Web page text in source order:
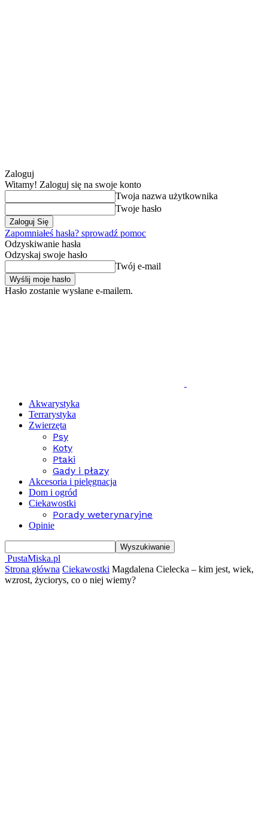
Zaloguj
Witamy! Zaloguj się na swoje konto
Twoja nazwa użytkownika
Twoje hasło
Zapomniałeś hasła? sprowadź pomoc
Odzyskiwanie hasła
Odzyskaj swoje hasło
Twój e-mail
Hasło zostanie wysłane e-mailem.
Akwarystyka
Terrarystyka
Zwierzęta
Psy
Koty
Ptaki
Gady i płazy
Akcesoria i pielęgnacja
Dom i ogród
Ciekawostki
Porady weterynaryjne
Opinie
PustaMiska.pl
Strona główna Ciekawostki Magdalena Cielecka – kim jest, wiek,
wzrost, życiorys, co o niej wiemy?